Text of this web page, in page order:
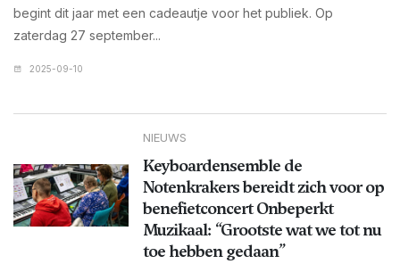
begint dit jaar met een cadeautje voor het publiek. Op
zaterdag 27 september...
2025-09-10
NIEUWS
Keyboardensemble de
Notenkrakers bereidt zich voor op
benefietconcert Onbeperkt
Muzikaal: “Grootste wat we tot nu
toe hebben gedaan”